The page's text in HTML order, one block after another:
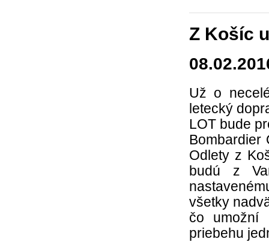
Z Košíc
Už o
letecký
LOT bude
Odlety z
budú z
všetky
čo umožní
priebehu